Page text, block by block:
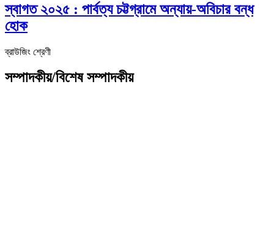
স্বাগত ২০২৫ : পার্বত্য চট্টগ্রামে অন্যায়-অবিচার বন্ধ
হোক
ব্রাউজিং শ্রেণী
সম্পাদকীয়/বিশেষ সম্পাদকীয়